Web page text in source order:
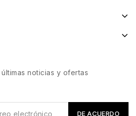
noticias y ofertas